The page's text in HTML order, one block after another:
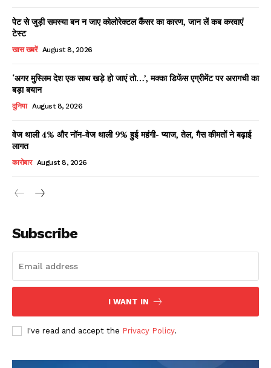
पेट से जुड़ी समस्या बन न जाए कोलोरेक्टल कैंसर का कारण, जान लें कब करवाएं
टेस्ट
खास खबरें August 8, 2026
‘अगर मुस्लिम देश एक साथ खड़े हो जाएं तो…’, मक्का डिफेंस एग्रीमेंट पर अरागची का
बड़ा बयान
दुनिया August 8, 2026
वेज थाली 4% और नॉन-वेज थाली 9% हुई महंगी- प्याज, तेल, गैस कीमतों ने बढ़ाई
लागत
कारोबार August 8, 2026
Subscribe
I WANT IN
I've read and accept the Privacy Policy.